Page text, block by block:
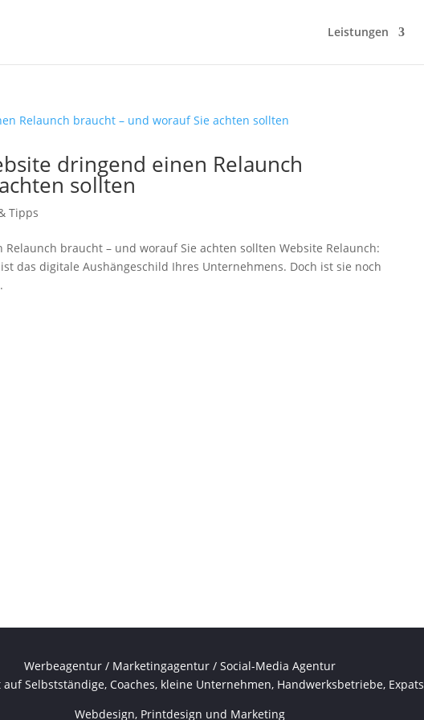
Leistungen
dringend einen Relaunch
sollten
Tipps
braucht – und worauf Sie achten sollten Website Relaunch:
das digitale Aushängeschild Ihres Unternehmens. Doch ist sie noch
Werbeagentur / Marketingagentur / Social-Media Agentur
Selbstständige, Coaches, kleine Unternehmen, Handwerksbetriebe, Expats
Webdesign, Printdesign und Marketing